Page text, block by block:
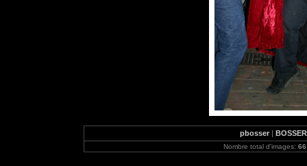
pbosser |
Nombre total d'images: 66